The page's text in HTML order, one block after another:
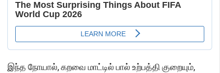
இந்த நோயால், கறவை மாட்டில் பால் உற்பத்தி குறையும்,